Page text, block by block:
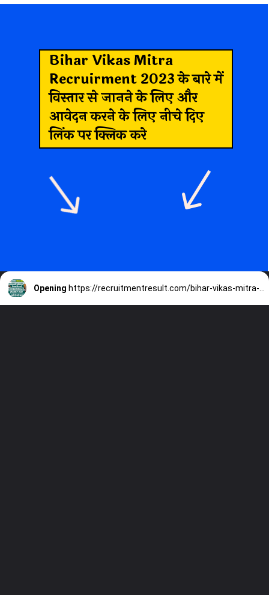
Bihar Vikas Mitra
Recruirment 2023के बारे में
विस्तार से जानने के लिए और
आवेदन करने के लिए नीचे दिए
लिंक पर क्लिक करे
Opening https://recruitmentresult.com/bihar-vikas-mitra-recruirment-2023/